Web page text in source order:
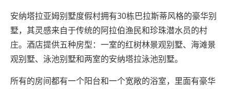
安纳塔拉亚姆别墅度假村拥有30栋巴拉斯蒂风格的豪华别
墅，其灵感来自于传统的阿拉伯渔民和珍珠潜水员的村
庄。酒店提供五种房型：一室的红树林景观别墅、海滩景
观别墅、泳池别墅和两室的安纳塔拉泳池别墅。
所有的房间都有一个阳台和一个宽敞的浴室，里面有豪华